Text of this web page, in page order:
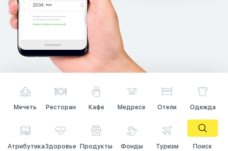
Мечеть Ресторан Кафе Медресе Отели Одежда
АтрибутикаЗдоровье Продукты Фонды Туризм Поиск